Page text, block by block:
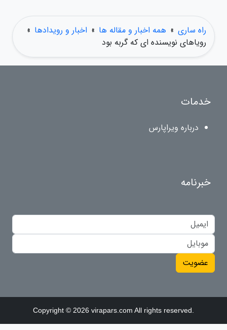
راه ساری » همه اخبار و مقاله ها » اخبار و رویدادها »
رویاهای نویسنده ای که گربه بود
خدمات
درباره ویراپارس
خبرنامه
عضویت
Copyright © 2026 virapars.com All rights reserved.